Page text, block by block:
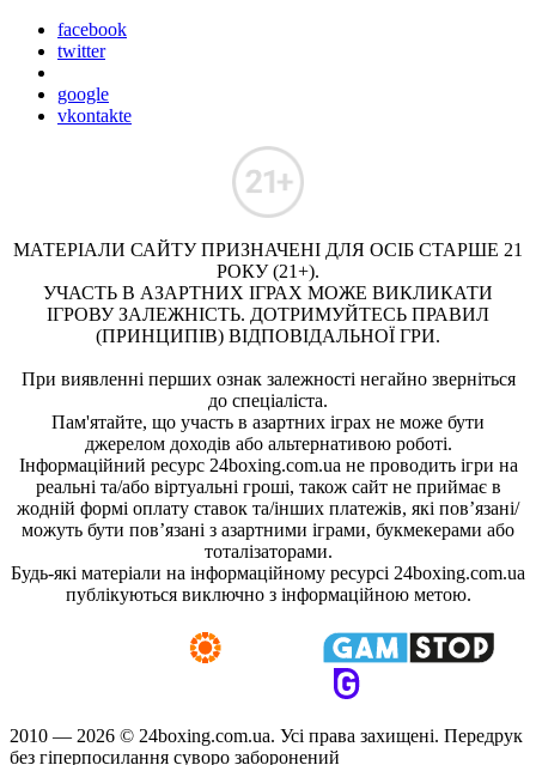
facebook
twitter
google
vkontakte
МАТЕРІАЛИ САЙТУ ПРИЗНАЧЕНІ ДЛЯ ОСІБ СТАРШЕ 21
РОКУ (21+).
УЧАСТЬ В АЗАРТНИХ ІГРАХ МОЖЕ ВИКЛИКАТИ
ІГРОВУ ЗАЛЕЖНІСТЬ. ДОТРИМУЙТЕСЬ ПРАВИЛ
(ПРИНЦИПІВ) ВІДПОВІДАЛЬНОЇ ГРИ.
При виявленні перших ознак залежності негайно зверніться
до спеціаліста.
Пам'ятайте, що участь в азартних іграх не може бути
джерелом доходів або альтернативою роботі.
Інформаційний ресурс 24boxing.com.ua не проводить ігри на
реальні та/або віртуальні гроші, також сайт не приймає в
жодній формі оплату ставок та/інших платежів, які пов’язані/
можуть бути пов’язані з азартними іграми, букмекерами або
тоталізаторами.
Будь-які матеріали на інформаційному ресурсі 24boxing.com.ua
публікуються виключно з інформаційною метою.
2010 — 2026 © 24boxing.com.ua. Усi права захищенi. Передрук
без гіперпосилання суворо заборонений